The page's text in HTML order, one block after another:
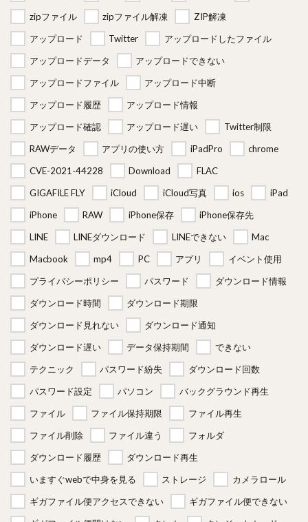
zipファイル
zipファイル解凍
ZIP解凍
アップロード
Twitter
アップロードしたファイル
アップロードデータ
アップロードできない
アップロードファイル
アップロード中断
アップロード履歴
アップロード情報
アップロード確認
アップロード遅い
Twitter制限
RAWデータ
アプリの使い方 iPadPro
chrome
CVE-2021-44228
Download
FLAC
GIGAFILE FLY
iCloud iCloud写真 ios
iPad
iPhone
RAW iPhone保存
iPhone保存先
LINE
LINEダウンロード LINEできない
Mac
Macbook
mp4 PC アプリ
イベント使用
プライバシーポリシー
パスワード
ダウンロード情報
ダウンロード時間
ダウンロード期限
ダウンロード見れない
ダウンロード通知
ダウンロード遅い
データ保持期間
できない
テクニック
パスワード紛失
ダウンロード回数
パスワード設定
パソコン
バックグラウンド再生
ファイル
ファイル保持期限
ファイル再生
ファイル削除
ファイル違う
フォルダ
ダウンロード履歴
ダウンロード再生
いますぐwebで中身を見る
ストレージ
カメラロール
ギガファイル便アクセスできない
ギガファイル便できない